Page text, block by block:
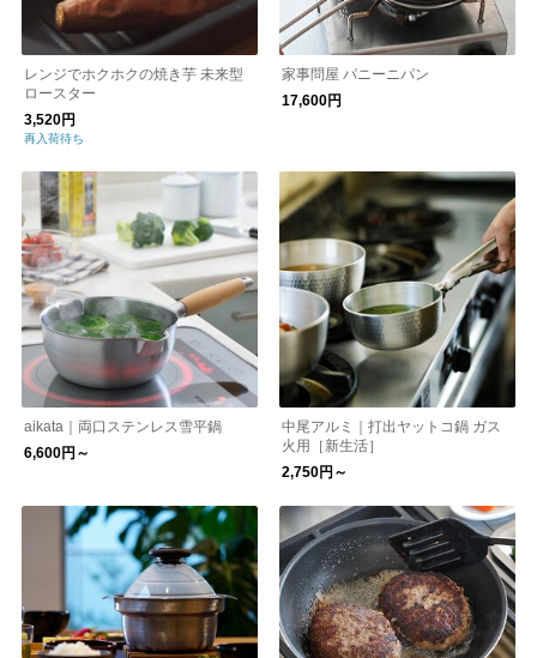
レンジでホクホクの焼き芋 未来型
ロースター
3,520円
再入荷待ち
家事問屋 パニーニパン
17,600円
aikata｜両口ステンレス雪平鍋
6,600円～
中尾アルミ｜打出ヤットコ鍋 ガス
火用［新生活］
2,750円～